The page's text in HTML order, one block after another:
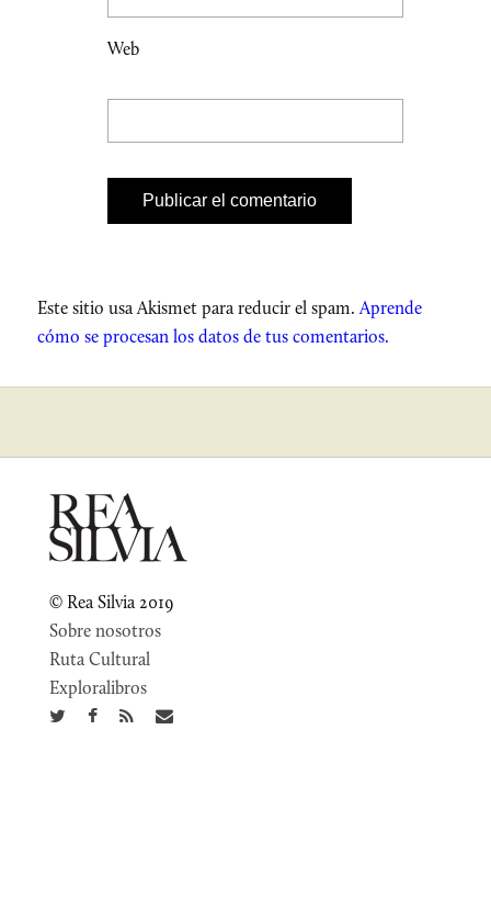
Web
Este sitio usa Akismet para reducir el spam.Aprende
cómo se procesan los datos de tus comentarios.
© Rea Silvia 2019
Sobre nosotros
Ruta Cultural
Exploralibros